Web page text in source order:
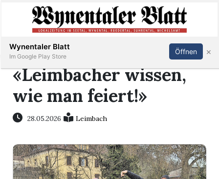
Immobilien
Veranstaltungen
Stellen
Abonnieren Anmelden
«Leimbacher wissen,
wie man feiert!»
28.05.2026 Leimbach
Wynentaler Blatt
Im Google Play Store
Öffnen ×